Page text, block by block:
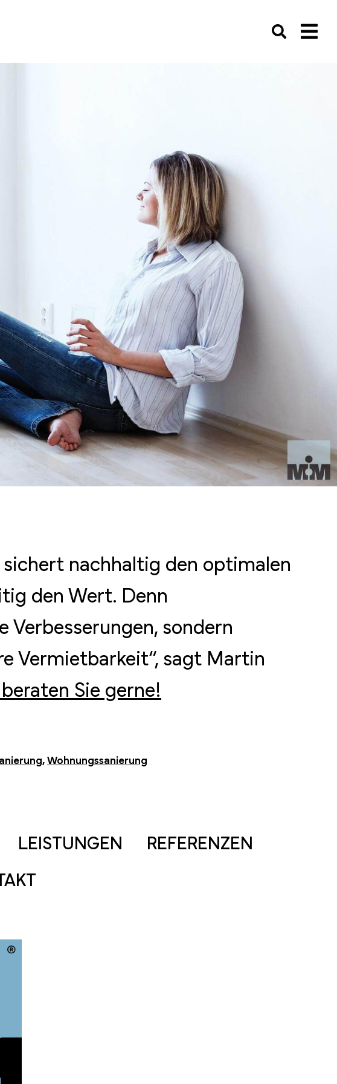
nachhaltig den optimalen
den Wert. Denn
sondern
Vermietbarkeit“, sagt Martin
Sie gerne!
,Wohnungssanierung
LEISTUNGEN
REFERENZEN